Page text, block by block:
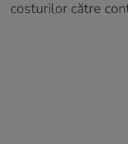
costurilor către